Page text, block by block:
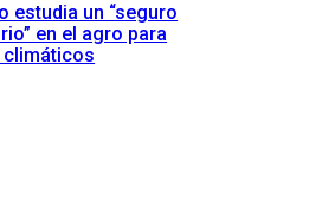
estudia un “seguro
en el agro para
climáticos